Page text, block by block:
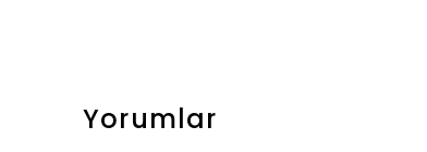
Yorumlar